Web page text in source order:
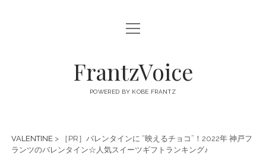
FRANTZVOICE
open
menu
FrantzVoice
POWERED BY KOBE FRANTZ
VALENTINE> ［PR］バレンタインに “映えるチョコ”！2022年 神戸フ
ランツのバレンタイン☆人気スイーツギフトランキング♪